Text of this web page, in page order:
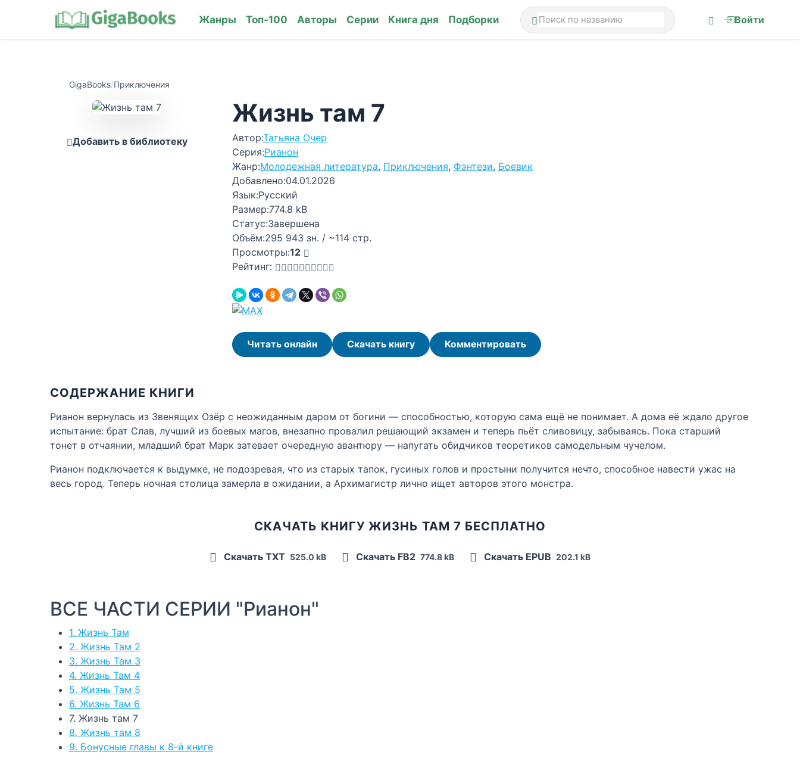
Жанры Топ-100 Авторы Серии Книга дня Подборки Войти
GigaBooks/Приключения
Добавить в библиотеку
Жизнь там 7
Автор:Татьяна Очер
Серия:Рианон
Жанр:Молодежная литература, Приключения, Фэнтези, Боевик
Добавлено:04.01.2026
Язык:Русский
Размер:774.8 kB
Статус:Завершена
Объём:295 943 зн. / ~114 стр.
Просмотры:12
Рейтинг:
Читать онлайн Скачать книгу Комментировать
СОДЕРЖАНИЕ КНИГИ
Рианон вернулась из Звенящих Озёр с неожиданным даром от богини — способностью, которую сама ещё не понимает. А дома её ждало другое
испытание: брат Слав, лучший из боевых магов, внезапно провалил решающий экзамен и теперь пьёт сливовицу, забываясь. Пока старший
тонет в отчаянии, младший брат Марк затевает очередную авантюру — напугать обидчиков теоретиков самодельным чучелом.
Рианон подключается к выдумке, не подозревая, что из старых тапок, гусиных голов и простыни получится нечто, способное навести ужас на
весь город. Теперь ночная столица замерла в ожидании, а Архимагистр лично ищет авторов этого монстра.
СКАЧАТЬ КНИГУ ЖИЗНЬ ТАМ 7 БЕСПЛАТНО
Скачать TXT 525.0 kB Скачать FB2 774.8 kB Скачать EPUB 202.1 kB
ВСЕ ЧАСТИ СЕРИИ "Рианон"
1. Жизнь Там
2. Жизнь Там 2
3. Жизнь Там 3
4. Жизнь Там 4
5. Жизнь Там 5
6. Жизнь Там 6
7. Жизнь там 7
8. Жизнь там 8
9. Бонусные главы к 8-й книге